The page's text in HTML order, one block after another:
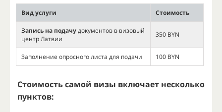
Вид услуги Стоимость
Запись на подачудокументов в визовый
центр Латвии
350 BYN
Заполнение опросного листа для подачи 100 BYN
Стоимость самой визы включает несколько
пунктов: